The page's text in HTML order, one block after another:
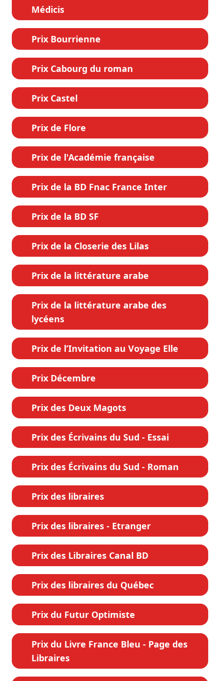
Médicis
Prix Bourrienne
Prix Cabourg du roman
Prix Castel
Prix de Flore
Prix de l'Académie française
Prix de la BD Fnac France Inter
Prix de la BD SF
Prix de la Closerie des Lilas
Prix de la littérature arabe
Prix de la littérature arabe des
lycéens
Prix de l’Invitation au Voyage Elle
Prix Décembre
Prix des Deux Magots
Prix des Écrivains du Sud - Essai
Prix des Écrivains du Sud - Roman
Prix des libraires
Prix des libraires - Etranger
Prix des Libraires Canal BD
Prix des libraires du Québec
Prix du Futur Optimiste
Prix du Livre France Bleu - Page des
Libraires